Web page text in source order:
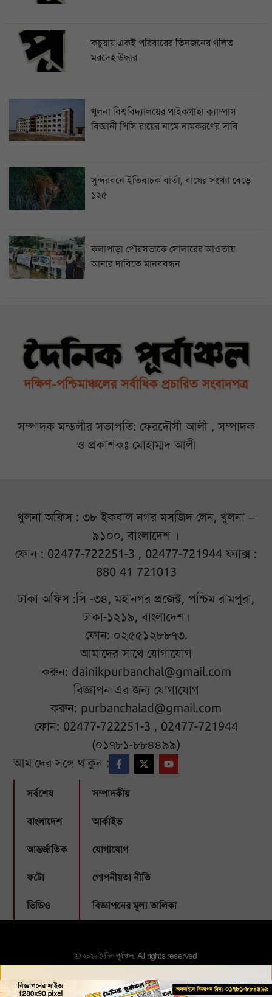
কচুয়ায় একই পরিবারের তিনজনের গলিত
মরদেহ উদ্ধার
খুলনা বিশ্ববিদ্যালয়ের পাইকগাছা ক্যাম্পাস
বিজ্ঞানী পিসি রায়ের নামে নামকরণের দাবি
সুন্দরবনে ইতিবাচক বার্তা, বাঘের সংখ্যা বেড়ে
১২৫
কলাপাড়া পৌরসভাকে সোলারের আওতায়
আনার দাবিতে মানববন্ধন
সম্পাদক মন্ডলীর সভাপতি: ফেরদৌসী আলী , সম্পাদক
ও প্রকাশকঃ মোহাম্মদ আলী
খুলনা অফিস : ৩৮ ইকবাল নগর মসজিদ লেন, খুলনা –
৯১০০, বাংলাদেশ ।
ফোন : 02477-722251-3 , 02477-721944 ফ্যাক্স :
880 41 721013
ঢাকা অফিস :সি -৩৪, মহানগর প্রজেক্ট, পশ্চিম রামপুরা,
ঢাকা-১২১৯, বাংলাদেশ।
ফোন: ০২৫৫১২৮৮৭৩.
আমাদের সাথে যোগাযোগ
করুন: dainikpurbanchal@gmail.com
বিজ্ঞাপন এর জন্য যোগাযোগ
করুন: purbanchalad@gmail.com
ফোন: 02477-722251-3 , 02477-721944
(০১৭৮১-৮৮৪৪৯৯)
আমাদের সঙ্গে থাকুন :
সর্বশেষ
বাংলাদেশ
আন্তর্জাতিক
ফটো
ভিডিও
সম্পাদকীয়
আর্কাইভ
যোগাযোগ
গোপনীয়তা নীতি
বিজ্ঞাপনের মূল্য তালিকা
© ২০২৬ দৈনিক পূর্বাঞ্চল. All rights reserved
Designed & Developed by:Webbubl